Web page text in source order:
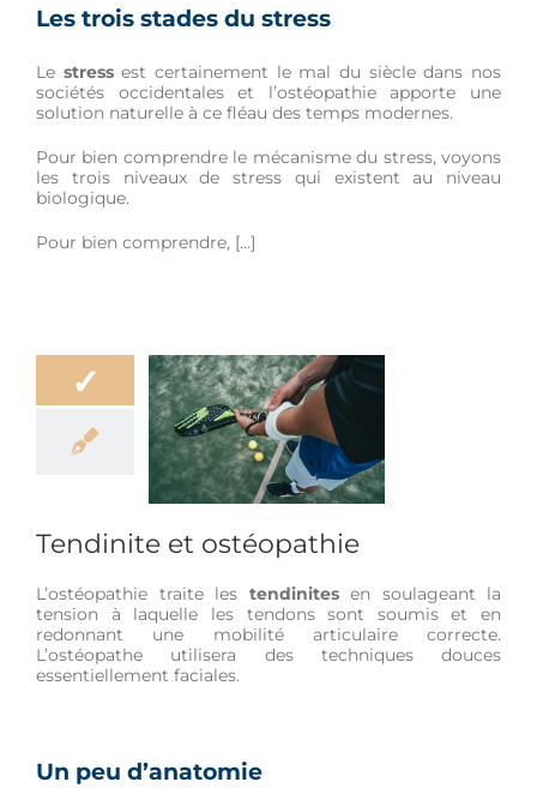
Les trois stades du stress
Le stressest certainement le mal du siècle dans nos
sociétés occidentales et l’ostéopathie apporte une
solution naturelle à ce fléau des temps modernes.
Pour bien comprendre le mécanisme du stress, voyons
les trois niveaux de stress qui existent au niveau
biologique.
Pour bien comprendre, […]
✓
Tendinite et ostéopathie
L’ostéopathie traite les tendinitesen soulageant la
tension à laquelle les tendons sont soumis et en
redonnant une mobilité articulaire correcte.
L’ostéopathe utilisera des techniques douces
essentiellement faciales.
Un peu d’anatomie